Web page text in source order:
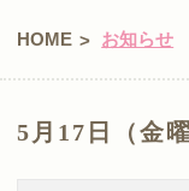
HOME > お知らせ
5月17日（金